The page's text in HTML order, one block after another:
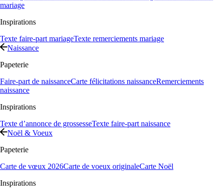
mariage
Inspirations
Texte faire-part mariageTexte remerciements mariage
Naissance
Papeterie
Faire-part de naissanceCarte félicitations naissanceRemerciements
naissance
Inspirations
Texte d’annonce de grossesseTexte faire-part naissance
Noël & Voeux
Papeterie
Carte de vœux 2026Carte de voeux originaleCarte Noël
Inspirations